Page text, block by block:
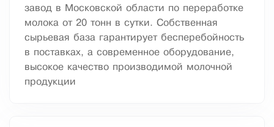
завод в Московской области по переработке
молока от 20 тонн в сутки. Собственная
сырьевая база гарантирует бесперебойность
в поставках, а современное оборудование,
высокое качество производимой молочной
продукции